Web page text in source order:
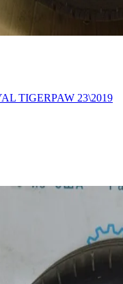
TIGERPAW 23\2019